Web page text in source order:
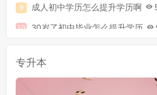
成人大专学历提升多少钱
30岁怎么提升学历 218
专升本